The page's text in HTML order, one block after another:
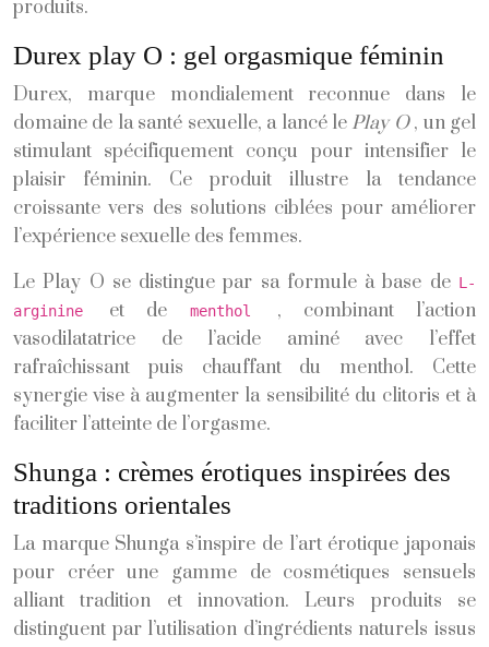
produits.
Durex play O : gel orgasmique féminin
Durex, marque mondialement reconnue dans le
domaine de la santé sexuelle, a lancé le Play O, un gel
stimulant spécifiquement conçu pour intensifier le
plaisir féminin. Ce produit illustre la tendance
croissante vers des solutions ciblées pour améliorer
l’expérience sexuelle des femmes.
Le Play O se distingue par sa formule à base de L-
arginine et de menthol , combinant l’action
vasodilatatrice de l’acide aminé avec l’effet
rafraîchissant puis chauffant du menthol. Cette
synergie vise à augmenter la sensibilité du clitoris et à
faciliter l’atteinte de l’orgasme.
Shunga : crèmes érotiques inspirées des
traditions orientales
La marque Shunga s’inspire de l’art érotique japonais
pour créer une gamme de cosmétiques sensuels
alliant tradition et innovation. Leurs produits se
distinguent par l’utilisation d’ingrédients naturels issus